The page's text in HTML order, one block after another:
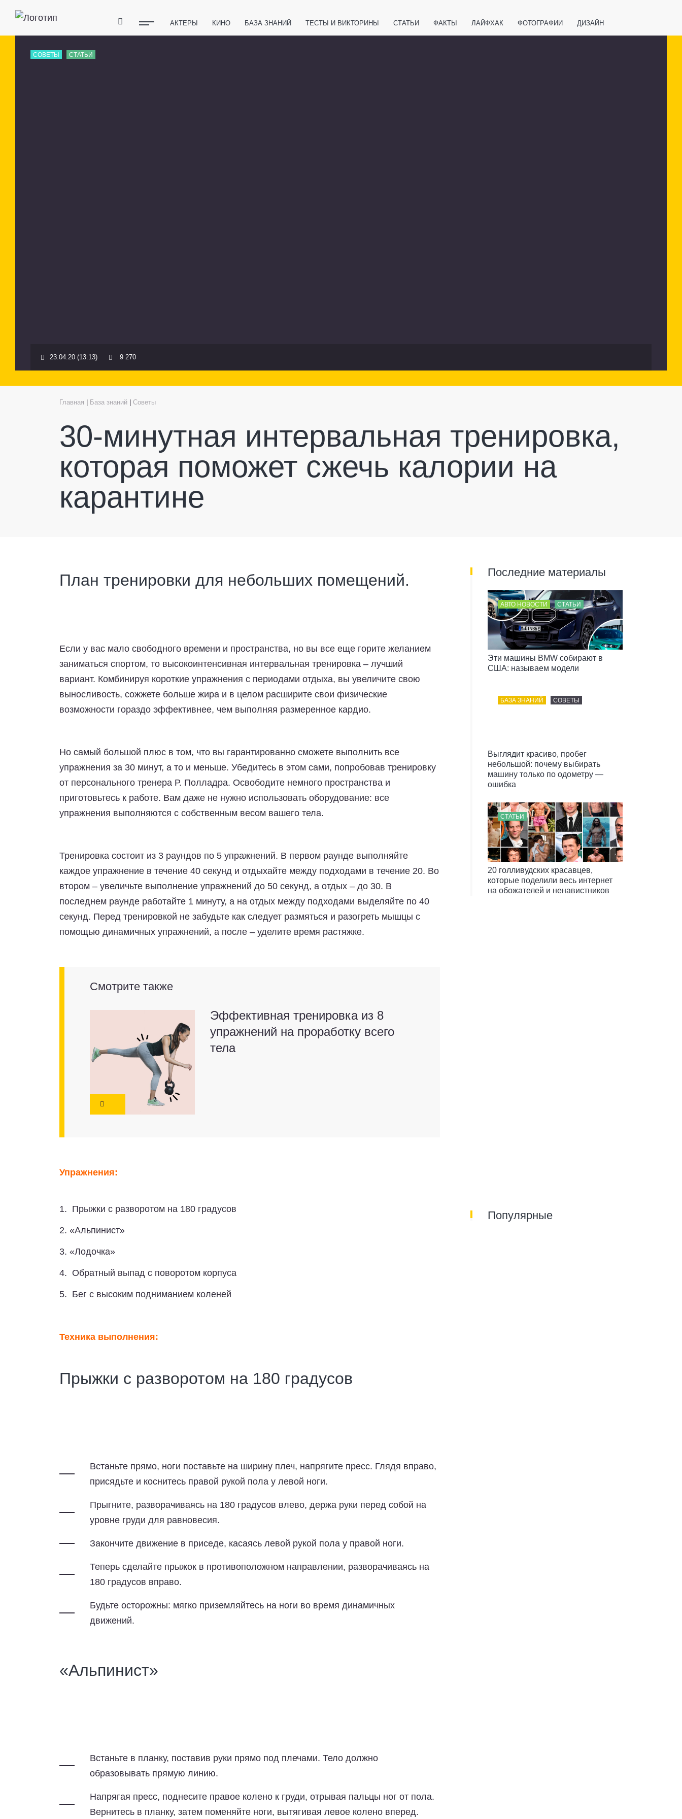
АКТЕРЫ КИНО БАЗА ЗНАНИЙ ТЕСТЫ И ВИКТОРИНЫ СТАТЬИ ФАКТЫ ЛАЙФХАК ФОТОГРАФИИ ДИЗАЙН
СОВЕТЫ СТАТЬИ
23.04.20 (13:13) 9 270
Главная База знаний Советы
30-минутная интервальная тренировка,
которая поможет сжечь калории на
карантине
План тренировки для небольших помещений.
Если у вас мало свободного времени и пространства, но вы все еще горите желанием
заниматься спортом, то высокоинтенсивная интервальная тренировка – лучший
вариант. Комбинируя короткие упражнения с периодами отдыха, вы увеличите свою
выносливость, сожжете больше жира и в целом расширите свои физические
возможности гораздо эффективнее, чем выполняя размеренное кардио.
Но самый большой плюс в том, что вы гарантированно сможете выполнить все
упражнения за 30 минут, а то и меньше. Убедитесь в этом сами, попробовав тренировку
от персонального тренера Р. Полладра. Освободите немного пространства и
приготовьтесь к работе. Вам даже не нужно использовать оборудование: все
упражнения выполняются с собственным весом вашего тела.
Тренировка состоит из 3 раундов по 5 упражнений. В первом раунде выполняйте
каждое упражнение в течение 40 секунд и отдыхайте между подходами в течение 20. Во
втором – увеличьте выполнение упражнений до 50 секунд, а отдых – до 30. В
последнем раунде работайте 1 минуту, а на отдых между подходами выделяйте по 40
секунд. Перед тренировкой не забудьте как следует размяться и разогреть мышцы с
помощью динамичных упражнений, а после – уделите время растяжке.
Смотрите также
Эффективная тренировка из 8
упражнений на проработку всего
тела
Упражнения:
1. Прыжки с разворотом на 180 градусов
2. «Альпинист»
3. «Лодочка»
4. Обратный выпад с поворотом корпуса
5. Бег с высоким подниманием коленей
Техника выполнения:
Прыжки с разворотом на 180 градусов
Встаньте прямо, ноги поставьте на ширину плеч, напрягите пресс. Глядя вправо,
присядьте и коснитесь правой рукой пола у левой ноги.
Прыгните, разворачиваясь на 180 градусов влево, держа руки перед собой на
уровне груди для равновесия.
Закончите движение в приседе, касаясь левой рукой пола у правой ноги.
Теперь сделайте прыжок в противоположном направлении, разворачиваясь на
180 градусов вправо.
Будьте осторожны: мягко приземляйтесь на ноги во время динамичных
движений.
«Альпинист»
Встаньте в планку, поставив руки прямо под плечами. Тело должно
образовывать прямую линию.
Напрягая пресс, поднесите правое колено к груди, отрывая пальцы ног от пола.
Вернитесь в планку, затем поменяйте ноги, вытягивая левое колено вперед.
Последние материалы
АВТО НОВОСТИ СТАТЬИ
Эти машины BMW собирают в
США: называем модели
БАЗА ЗНАНИЙ СОВЕТЫ
Выглядит красиво, пробег
небольшой: почему выбирать
машину только по одометру —
ошибка
СТАТЬИ
20 голливудских красавцев,
которые поделили весь интернет
на обожателей и ненавистников
Популярные